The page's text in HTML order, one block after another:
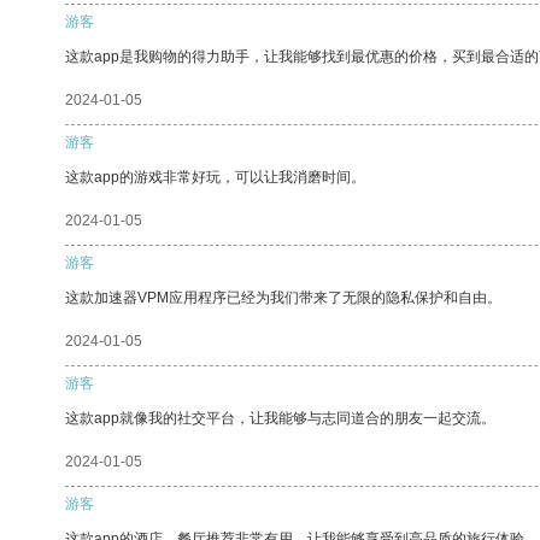
游客
这款app是我购物的得力助手，让我能够找到最优惠的价格，买到最合适
2024-01-05
游客
这款app的游戏非常好玩，可以让我消磨时间。
2024-01-05
游客
这款加速器VPM应用程序已经为我们带来了无限的隐私保护和自由。
2024-01-05
游客
这款app就像我的社交平台，让我能够与志同道合的朋友一起交流。
2024-01-05
游客